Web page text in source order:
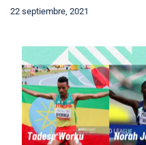
22 septiembre, 2021